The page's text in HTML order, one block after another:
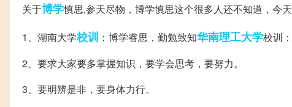
关于博学慎思,参天尽物，博学慎思这个很多人还不知道，今
1、湖南大学校训 ：博学睿思，勤勉致知华南理工大学校训
2、要求大家要多掌握知识，要学会思考，要努力。
3、要明辨是非，要身体力行。